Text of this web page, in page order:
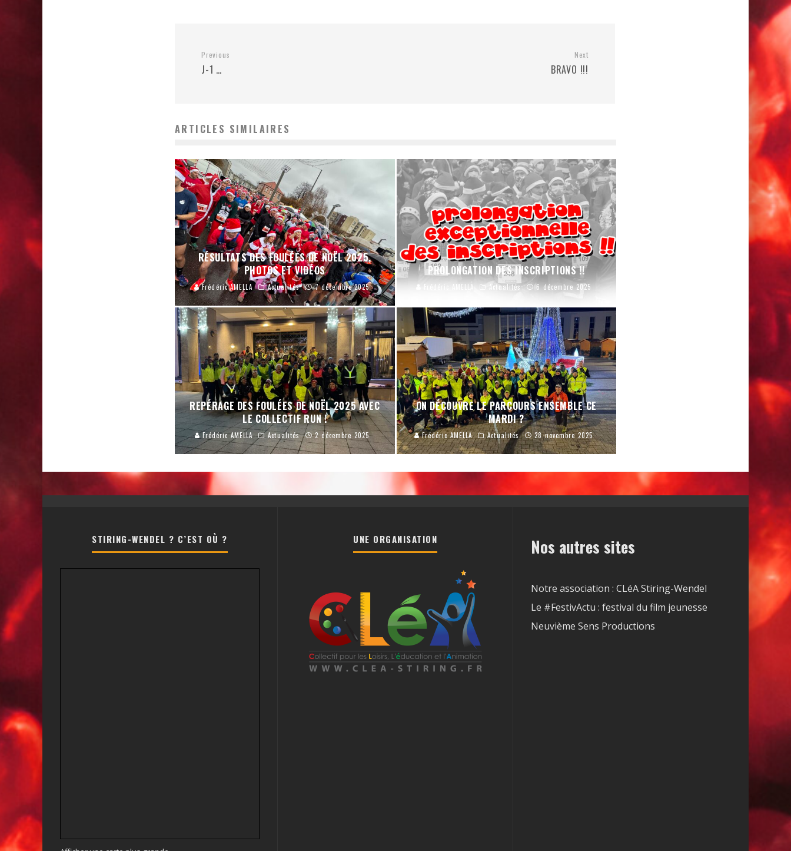
Previous
J-1 …
Next
BRAVO !!!
ARTICLES SIMILAIRES
RÉSULTATS DES FOULÉES DE NOËL 2025,
PHOTOS ET VIDÉOS
Frédéric AMELLA Actualités 7 décembre 2025
PROLONGATION DES INSCRIPTIONS !!
Frédéric AMELLA Actualités 6 décembre 2025
REPÉRAGE DES FOULÉES DE NOËL 2025 AVEC
LE COLLECTIF RUN !
Frédéric AMELLA Actualités 2 décembre 2025
ON DÉCOUVRE LE PARCOURS ENSEMBLE CE
MARDI ?
Frédéric AMELLA Actualités 28 novembre 2025
STIRING-WENDEL ? C’EST OÙ ? UNE ORGANISATION Nos autres sites
Notre association : CLéA Stiring-Wendel
Le #FestivActu : festival du film jeunesse
Neuvième Sens Productions